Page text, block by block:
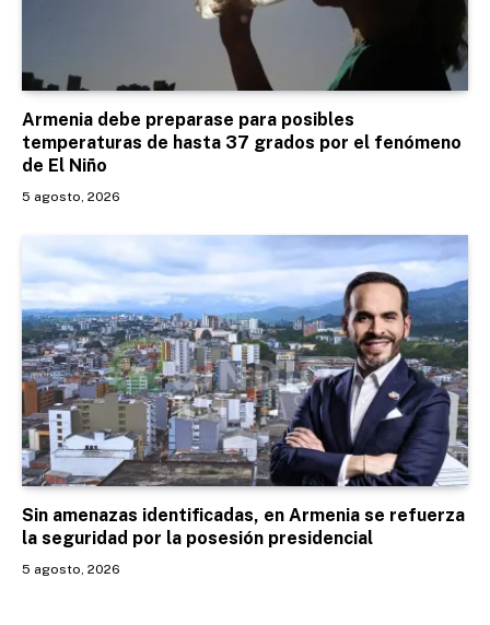
Armenia debe preparase para posibles
temperaturas de hasta 37 grados por el fenómeno
de El Niño
5 agosto, 2026
Sin amenazas identificadas, en Armenia se refuerza
la seguridad por la posesión presidencial
5 agosto, 2026